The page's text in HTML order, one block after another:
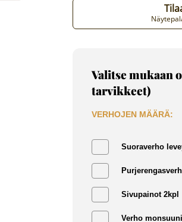
Valitse mukaan
tarvikkeet)
VERHOJEN MÄÄRÄ:
Suoraverho
Sivupainot 2kpl
Verho